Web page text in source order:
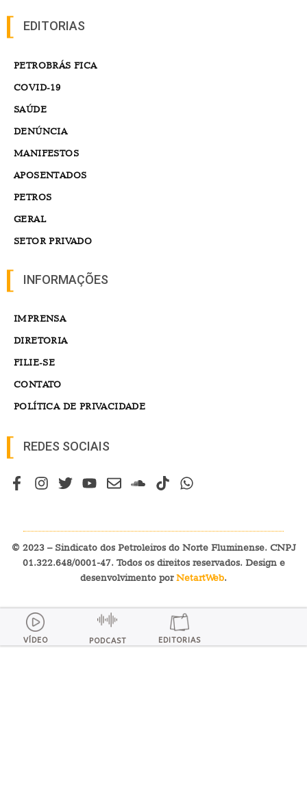
EDITORIAS
PETROBRÁS FICA
COVID-19
SAÚDE
DENÚNCIA
MANIFESTOS
APOSENTADOS
PETROS
GERAL
SETOR PRIVADO
INFORMAÇÕES
IMPRENSA
DIRETORIA
FILIE-SE
CONTATO
POLÍTICA DE PRIVACIDADE
REDES SOCIAIS
© 2023 – Sindicato dos Petroleiros do Norte Fluminense. CNPJ
01.322.648/0001-47. Todos os direitos reservados. Design e
desenvolvimento porNetartWeb.
VÍDEO PODCAST EDITORIAS